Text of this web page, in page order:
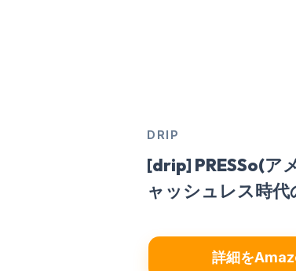
[drip] PRESSo(ア
ャッシュレス時代
ィース レザー コ
DRIP
詳細を